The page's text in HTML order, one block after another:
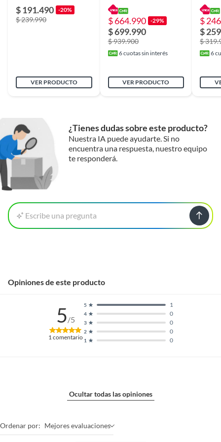
$ 191.490 -20%
$ 239.990
VER PRODUCTO
$ 664.990 -29%
$ 699.990
$ 939.900
6cuotas sin interés
VER PRODUCTO
$
$
$
6
¿Tienes dudas sobre este producto?
Nuestra IA puede ayudarte. Si no
encuentra una respuesta, nuestro equipo
te responderá.
Escribe una pregunta
Opiniones de este producto
5/5
1comentario 1 0
2 0
3 0
4 0
5 1
Ocultar todas las opiniones
Ordenar por: Mejores evaluaciones